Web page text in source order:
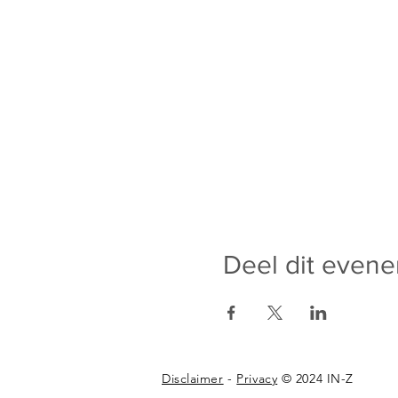
Deel dit
Disclaimer - Privacy © 2024 IN-Z